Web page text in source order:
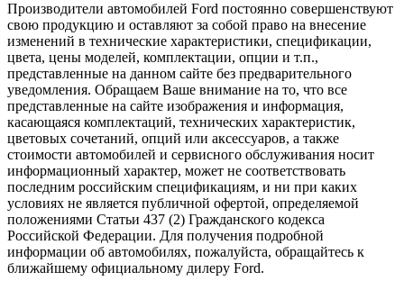
Производители автомобилей Ford постоянно совершенствуют
свою продукцию и оставляют за собой право на внесение
изменений в технические характеристики, спецификации,
цвета, цены моделей, комплектации, опции и т.п.,
представленные на данном сайте без предварительного
уведомления. Обращаем Ваше внимание на то, что все
представленные на сайте изображения и информация,
касающаяся комплектаций, технических характеристик,
цветовых сочетаний, опций или аксессуаров, а также
стоимости автомобилей и сервисного обслуживания носит
информационный характер, может не соответствовать
последним российским спецификациям, и ни при каких
условиях не является публичной офертой, определяемой
положениями Статьи 437 (2) Гражданского кодекса
Российской Федерации. Для получения подробной
информации об автомобилях, пожалуйста, обращайтесь к
ближайшему официальному дилеру Ford.